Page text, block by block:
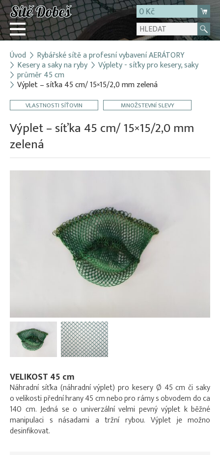
0 Kč
Přihlásit
Registrace
O firmě
Kontakt
Úvod Rybářské sítě a profesní vybavení AERÁTORY
Kesery a saky na ryby Výplety - síťky pro kesery, saky
průměr 45 cm
Výplet – síťka 45 cm/ 15×15/2,0 mm zelená
VLASTNOSTI SÍŤOVIN MNOŽSTEVNÍ SLEVY
Výplet – síťka 45 cm/ 15×15/2,0 mm
zelená
VELIKOST 45 cm
Náhradní síťka (náhradní výplet) pro kesery Ø 45 cm či saky
o velikosti přední hrany 45 cm nebo pro rámy s obvodem do ca
140 cm. Jedná se o univerzální velmi pevný výplet k běžné
manipulaci s násadami a tržní rybou. Výplet je možno
desinfikovat.